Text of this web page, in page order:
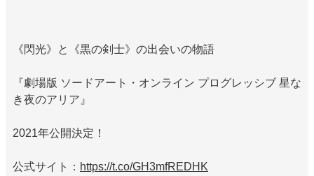
《閃光》と《黒の剣士》の出会いの物語
『劇場版 ソードアート・オンライン プログレッシブ 星な
き夜のアリア』
2021年公開決定！
公式サイト： https://t.co/GH3mfREDHK